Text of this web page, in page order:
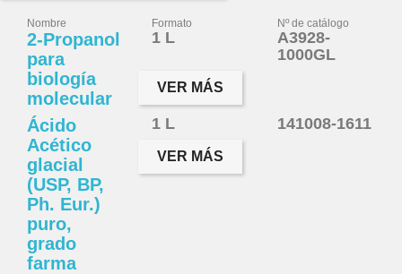
Nombre Formato Nº de catálogo
2-Propanol
para
biología
molecular
1 L
A3928-
1000GL
VER MÁS
Ácido
Acético
glacial
(USP, BP,
Ph. Eur.)
puro,
grado
farma
1 L 141008-1611
VER MÁS